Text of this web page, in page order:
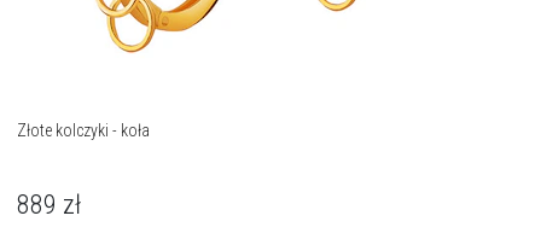
Złote kolczyki - koła
889 zł